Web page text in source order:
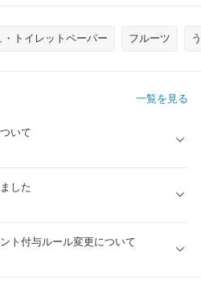
・トイレットペーパー フルーツ
一覧を見る
いて
した
ト付与ルール変更について